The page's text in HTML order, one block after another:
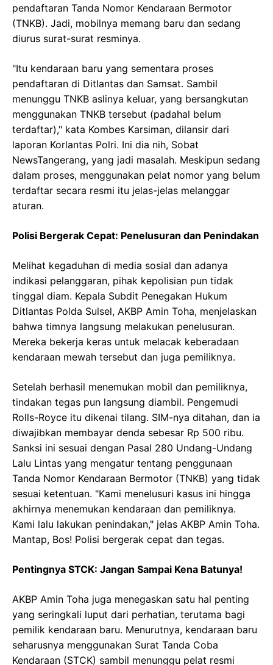
pendaftaran Tanda Nomor Kendaraan Bermotor
(TNKB). Jadi, mobilnya memang baru dan sedang
diurus surat-surat resminya.
"Itu kendaraan baru yang sementara proses
pendaftaran di Ditlantas dan Samsat. Sambil
menunggu TNKB aslinya keluar, yang bersangkutan
menggunakan TNKB tersebut (padahal belum
terdaftar)," kata Kombes Karsiman, dilansir dari
laporan Korlantas Polri. Ini dia nih, Sobat
NewsTangerang, yang jadi masalah. Meskipun sedang
dalam proses, menggunakan pelat nomor yang belum
terdaftar secara resmi itu jelas-jelas melanggar
aturan.
Polisi Bergerak Cepat: Penelusuran dan Penindakan
Melihat kegaduhan di media sosial dan adanya
indikasi pelanggaran, pihak kepolisian pun tidak
tinggal diam. Kepala Subdit Penegakan Hukum
Ditlantas Polda Sulsel, AKBP Amin Toha, menjelaskan
bahwa timnya langsung melakukan penelusuran.
Mereka bekerja keras untuk melacak keberadaan
kendaraan mewah tersebut dan juga pemiliknya.
Setelah berhasil menemukan mobil dan pemiliknya,
tindakan tegas pun langsung diambil. Pengemudi
Rolls-Royce itu dikenai tilang. SIM-nya ditahan, dan ia
diwajibkan membayar denda sebesar Rp 500 ribu.
Sanksi ini sesuai dengan Pasal 280 Undang-Undang
Lalu Lintas yang mengatur tentang penggunaan
Tanda Nomor Kendaraan Bermotor (TNKB) yang tidak
sesuai ketentuan. "Kami menelusuri kasus ini hingga
akhirnya menemukan kendaraan dan pemiliknya.
Kami lalu lakukan penindakan," jelas AKBP Amin Toha.
Mantap, Bos! Polisi bergerak cepat dan tegas.
Pentingnya STCK: Jangan Sampai Kena Batunya!
AKBP Amin Toha juga menegaskan satu hal penting
yang seringkali luput dari perhatian, terutama bagi
pemilik kendaraan baru. Menurutnya, kendaraan baru
seharusnya menggunakan Surat Tanda Coba
Kendaraan (STCK) sambil menunggu pelat resmi